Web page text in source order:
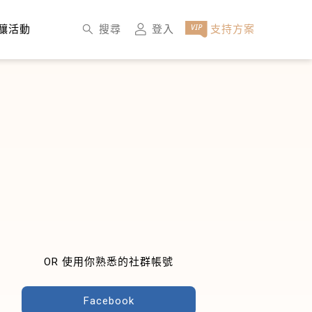
活動 搜尋 登入 支持方案
OR 使用你熟悉的社群帳號
Facebook